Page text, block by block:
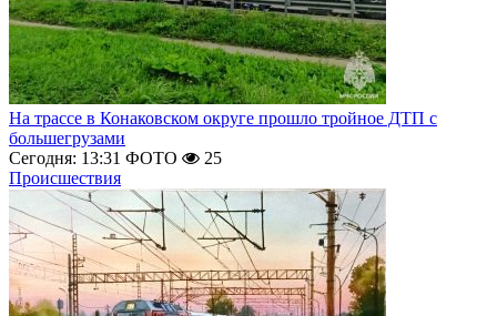
На трассе в Конаковском округе прошло тройное ДТП с
большегрузами
Сегодня: 13:31 ФОТО
25
Происшествия